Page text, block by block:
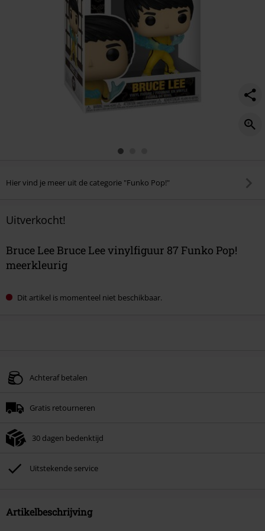
Hier vind je meer uit de categorie "Funko Pop!"
Uitverkocht!
Bruce Lee Bruce Lee vinylfiguur 87 Funko Pop!
meerkleurig
Dit artikel is momenteel niet beschikbaar.
Achteraf betalen
Gratis retourneren
30 dagen bedenktijd
Uitstekende service
Artikelbeschrijving